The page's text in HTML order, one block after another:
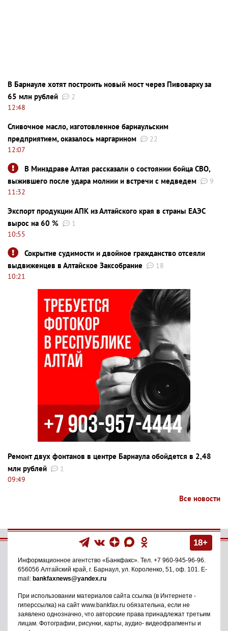
В Барнауле хотят построить новый мост через Пивоварку за
65 млн рублей
2
12:48
Сливочное масло, изготовленное барнаульским
предприятием, оказалось маргарином
22
12:07
В Минздраве Алтая рассказали о состоянии бойца СВО,
выжившего после удара молнии и встречи с медведем
9
11:32
Экспорт продукции АПК из Алтайского края в страны ЕАЭС
вырос на 60 %
1
10:55
Сокрытие судимости и двойное гражданство отсеяли
выдвиженцев в Алтайское Заксобрание
18
10:21
Ремонт двух фонтанов в центре Барнаула обойдется в 2,48
млн рублей
1
09:49
Все новости
18+
Информационное агентство «Банкфакс» . Тел. +7 960-945-96-96
656056 Алтайский край, г. Барнаул ул. Короленко, 51, оф. 101
. E-
mail: bankfaxnews@yandex.ru
При использовании материалов сайта ссылка (в Интернете -
гиперссылка) на сайт www.bankfax.ru обязательна, если не
заявлено однозначно, что авторские права принадлежат третьим
лицам. Фотографии, рисунки, карты, аудио- видеофрагменты и